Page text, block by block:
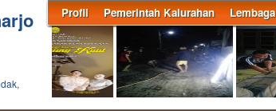
Profil Pemerintah Kalurahan Lembaga